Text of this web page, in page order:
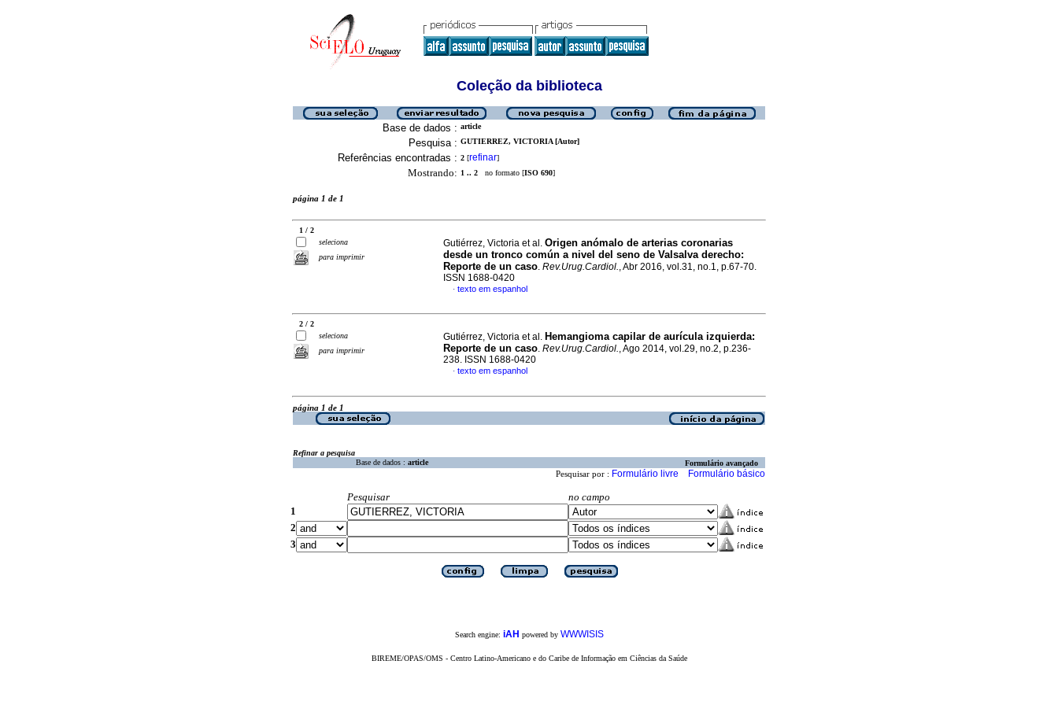
Coleção da biblioteca
Base de dados : article
Pesquisa : GUTIERREZ, VICTORIA [Autor]
Referências encontradas : 2 [refinar]
Mostrando: 1 .. 2 no formato [ISO 690]
página 1 de 1
1 / 2
seleciona
para imprimir
Gutiérrez, Victoria et al. Origen anómalo de arterias coronarias
desde un tronco común a nivel del seno de Valsalva derecho:
Reporte de un caso. Rev.Urug.Cardiol., Abr 2016, vol.31, no.1, p.67-70.
ISSN 1688-0420
· texto em espanhol
2 / 2
seleciona
para imprimir
Gutiérrez, Victoria et al. Hemangioma capilar de aurícula izquierda:
Reporte de un caso. Rev.Urug.Cardiol., Ago 2014, vol.29, no.2, p.236-
238. ISSN 1688-0420
· texto em espanhol
página 1 de 1
Refinar a pesquisa
Base de dados : article Formulário avançado
Pesquisar por : Formulário livre Formulário básico
Pesquisar
no campo
1
2
3
Search engine: iAH powered by WWWISIS
BIREME/OPAS/OMS - Centro Latino-Americano e do Caribe de Informação em Ciências da Saúde